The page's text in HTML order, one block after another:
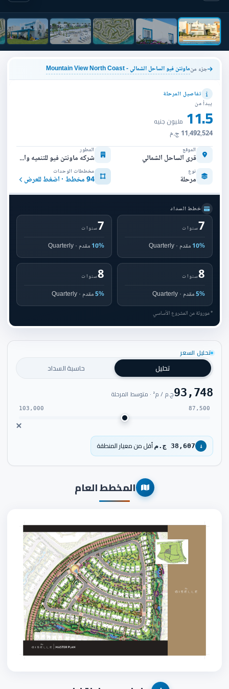
جزء منماونتن فيو الساحل الشمالي - Mountain View North Coast
تفاصيل المرحلة
يبدأ من
11.5 مليون جنيه
11,492,524 ج.م
الموقع
قرى الساحل الشمالي
المطور
شركه ماونتن فيو للتنميه والاستثمار العقاري
نوع
مرحلة
مخططات الوحدات
94 مخطط · اضغط للعرض
خطط السداد
7سنوات
10%مقدم · Quarterly
7سنوات
10%مقدم · Quarterly
8سنوات
5%مقدم · Quarterly
8سنوات
5%مقدم · Quarterly
* موروثة من المشروع الأساسي
تحليل السعر
تحليل حاسبة السداد
93,748ج.م / م² · متوسط المرحلة
87,500
103,000
↓ 38,607 ج.م أقل من معيار المنطقة
المخطط العام